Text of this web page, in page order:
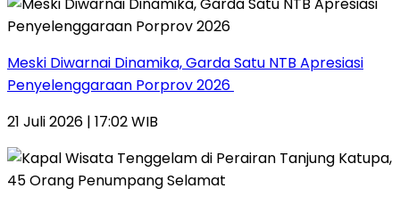
Meski Diwarnai Dinamika, Garda Satu NTB Apresiasi
Penyelenggaraan Porprov 2026 ‎
21 Juli 2026 | 17:02 WIB